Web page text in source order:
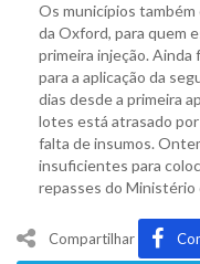
Os municípios também
da Oxford, para quem
primeira injeção. Ainda
para a aplicação da
dias desde a primeira
lotes está atrasado
falta de insumos.
insuficientes para
repasses do Ministério
Compartilhar